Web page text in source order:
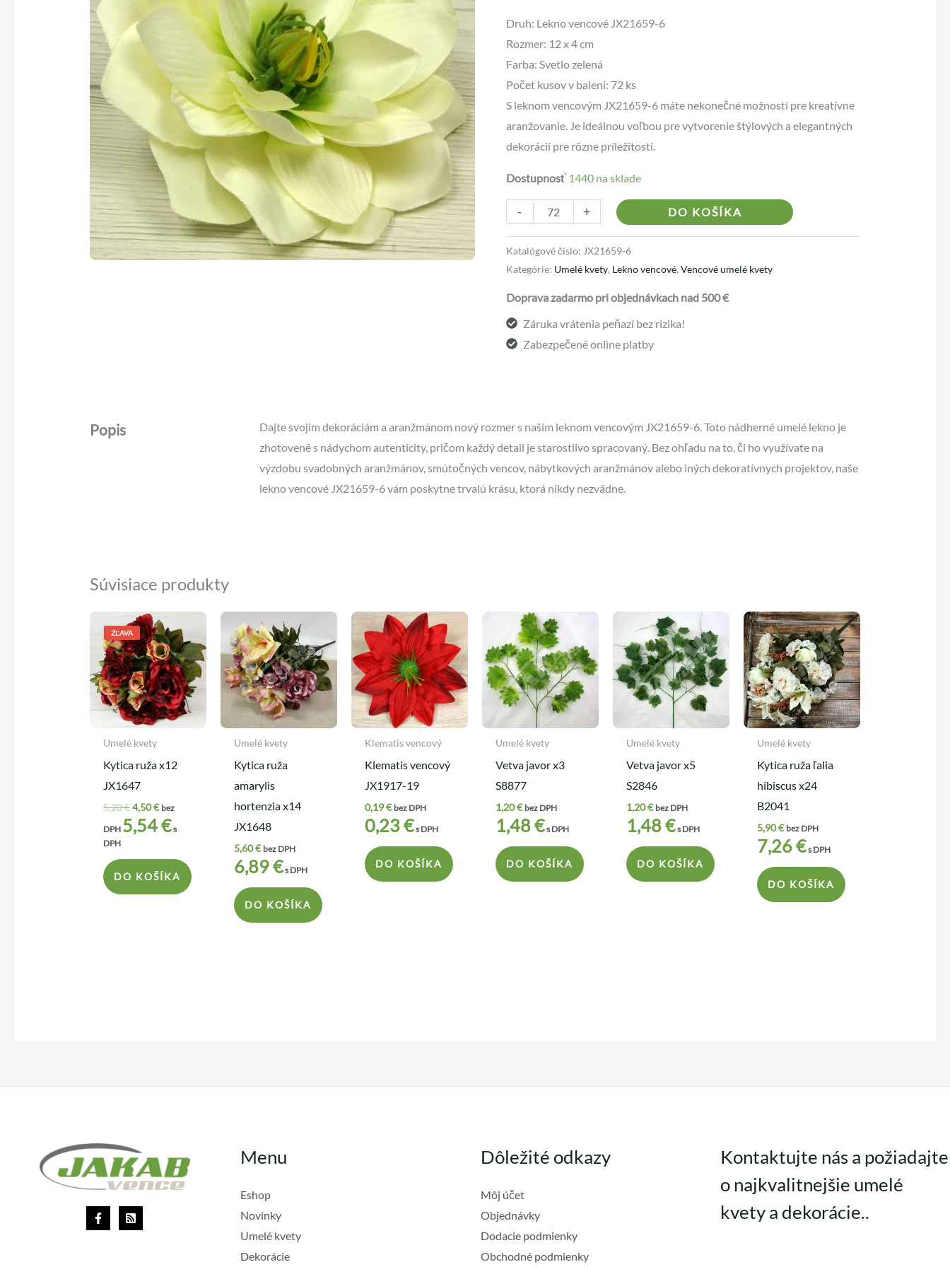
Druh: Lekno vencové JX21659-6
Rozmer: 12 x 4 cm
Farba: Svetlo zelená
Počet kusov v balení: 72 ks
S leknom vencovým JX21659-6 máte nekonečné možnosti pre kreatívne
aranžovanie. Je ideálnou voľbou pre vytvorenie štýlových a elegantných
dekorácií pre rôzne príležitosti.
Dostupnosť 1440 na sklade
- + DO KOŠÍKA
Katalógové číslo: JX21659-6
Kategórie: Umelé kvety, Lekno vencové,Vencové umelé kvety
Doprava zadarmo pri objednávkach nad 500 €
Záruka vrátenia peňazí bez rizika!
Zabezpečené online platby
Popis
Dajte svojim dekoráciám a aranžmánom nový rozmer s našim leknom vencovým JX21659-6. Toto nádherné umelé lekno je
zhotovené s nádychom autenticity, pričom každý detail je starostlivo spracovaný. Bez ohľadu na to, či ho využívate na
výzdobu svadobných aranžmánov, smútočných vencov, nábytkových aranžmánov alebo iných dekoratívnych projektov, naše
lekno vencové JX21659-6 vám poskytne trvalú krásu, ktorá nikdy nezvädne.
Súvisiace produkty
ZĽAVA
Umelé kvety
Kytica ruža x12
JX1647
5,20€
Pôvodná
cena
bola:
5,20 €.
4,50€
Aktuálna
cena
je:
4,50 €.
bez
DPH 5,54€s
DPH
DO KOŠÍKA
Umelé kvety
Kytica ruža
amarylis
hortenzia x14
JX1648
5,60€ bez DPH
6,89€s DPH
DO KOŠÍKA
Klematis vencový
Klematis vencový
JX1917-19
0,19€ bez DPH
0,23€s DPH
DO KOŠÍKA
Umelé kvety
Vetva javor x3
S8877
1,20€ bez DPH
1,48€s DPH
DO KOŠÍKA
Umelé kvety
Vetva javor x5
S2846
1,20€ bez DPH
1,48€s DPH
DO KOŠÍKA
Umelé kvety
Kytica ruža ľalia
hibiscus x24
B2041
5,90€ bez DPH
7,26€s DPH
DO KOŠÍKA
Menu
Eshop
Novinky
Umelé kvety
Dekorácie
Dôležité odkazy
Môj účet
Objednávky
Dodacie podmienky
Obchodné podmienky
Kontaktujte nás a požiadajte
o najkvalitnejšie umelé
kvety a dekorácie..